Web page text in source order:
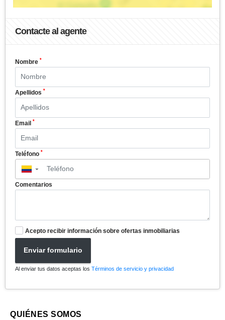
Contacte al agente
Nombre *
Apellidos *
Email *
Teléfono *
▼
Comentarios
Acepto recibir información sobre ofertas inmobiliarias
Enviar formulario
Al enviar tus datos aceptas los Términos de servicio y privacidad
QUIÉNES SOMOS